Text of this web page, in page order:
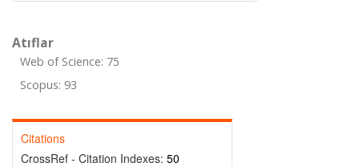
Atıflar
Web of Science: 75
Scopus: 93
Citations
CrossRef - Citation Indexes: 50